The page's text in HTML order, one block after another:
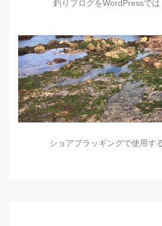
釣りブログをWordPressでは
ショアプラッギングで使用す